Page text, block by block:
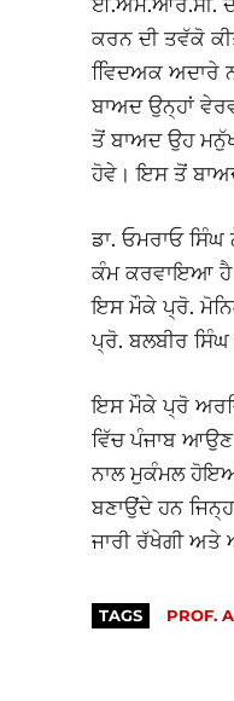
ਈ.ਐੱਮ.ਆਰ.ਸੀ. ਦੇ
ਕਰਨ ਦੀ ਤਵੱਕੋ
ਵਿਿਦਅਕ ਅਦਾਰੇ
ਬਾਅਦ ਉਨ੍ਹਾਂ
ਤੋਂ ਬਾਅਦ ਉਹ
ਹੋਵੇ। ਇਸ ਤੋਂ
ਡਾ. ਓਮਰਾਓ
ਕੰਮ ਕਰਵਾਇਆ ਹੈ।
ਇਸ ਮੌਕੇ ਪ੍ਰੋ.
ਪ੍ਰੋ. ਬਲਬੀਰ
ਇਸ ਮੌਕੇ ਪ੍ਰੋ
ਵਿੱਚ ਪੰਜਾਬ ਆਉਣ
ਨਾਲ ਮੁਕੰਮਲ
ਬਣਾਉਂਦੇ ਹਨ
ਜਾਰੀ ਰੱਖੇਗੀ ਅਤੇ
TAGS PROF.